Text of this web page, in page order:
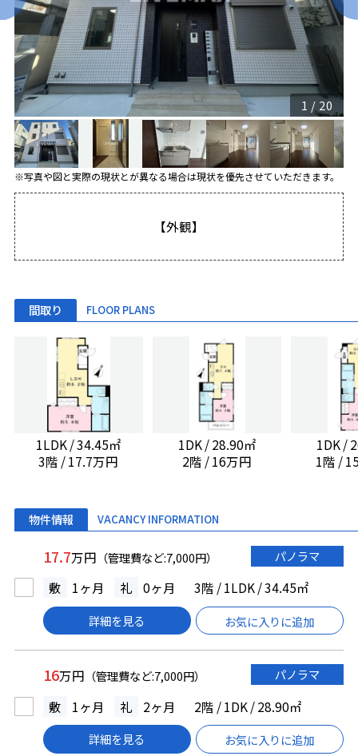
1 / 20
※写真や図と実際の現状とが異なる場合は現状を優先させていただきます。
【外観】
間取り FLOOR PLANS
1LDK / 34.45㎡
3階 / 17.7万円
1DK / 28.90㎡
2階 / 16万円
1DK /
1階 /
物件情報 VACANCY INFORMATION
17.7万円 （管理費など:7,000円） パノラマ
敷 1ヶ月 礼 0ヶ月 3階 / 1LDK / 34.45㎡
詳細を見る お気に入りに追加
16万円 （管理費など:7,000円） パノラマ
敷 1ヶ月 礼 2ヶ月 2階 / 1DK / 28.90㎡
詳細を見る お気に入りに追加